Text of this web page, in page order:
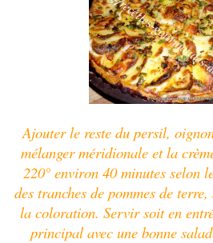
Ajouter le reste du persil,
mélanger méridionale et la
220° environ 40 minutes selon
des tranches de pommes de
la coloration. Servir soit en
principal avec une bonne